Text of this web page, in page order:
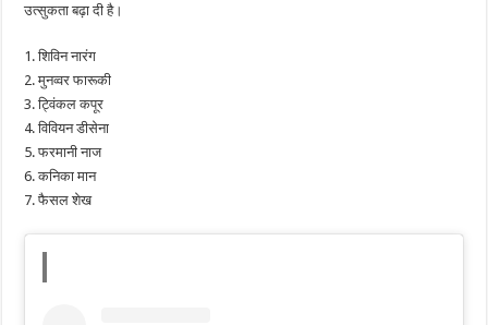
उत्सुकता बढ़ा दी है।
1. शिविन नारंग
2. मुनव्वर फारूकी
3. ट्विंकल कपूर
4. विवियन डीसेना
5. फरमानी नाज
6. कनिका मान
7. फैसल शेख